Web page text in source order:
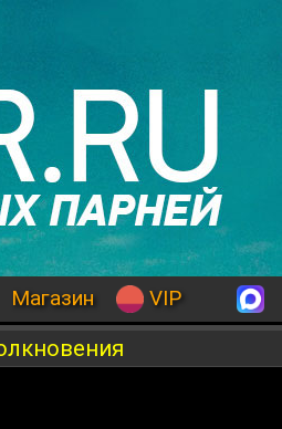
Магазин VIP